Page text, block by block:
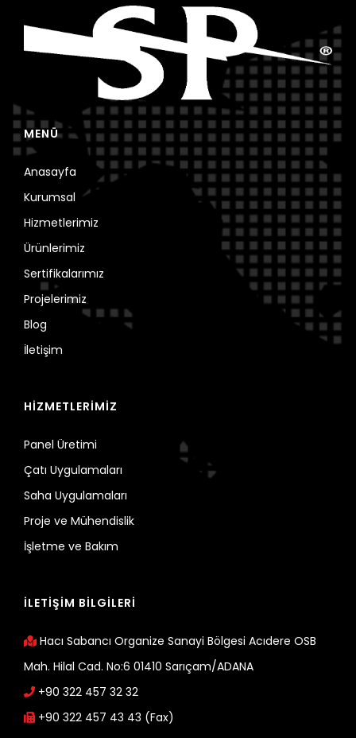
MENÜ
Anasayfa
Kurumsal
Hizmetlerimiz
Ürünlerimiz
Sertifikalarımız
Projelerimiz
Blog
İletişim
HİZMETLERİMİZ
Panel Üretimi
Çatı Uygulamaları
Saha Uygulamaları
Proje ve Mühendislik
İşletme ve Bakım
İLETİŞİM BİLGİLERİ
Hacı Sabancı Organize Sanayi Bölgesi Acıdere OSB
Mah. Hilal Cad. No:6 01410 Sarıçam/ADANA
+90 322 457 32 32
+90 322 457 43 43 (Fax)